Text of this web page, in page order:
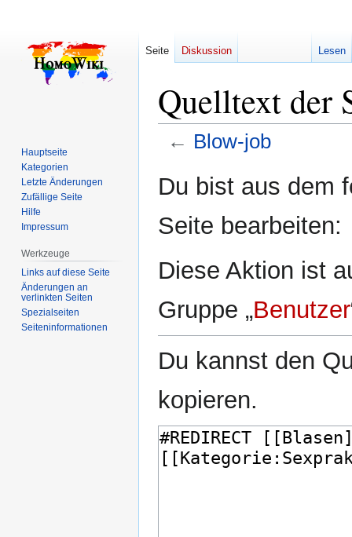
Quelltext der
← Blow-job
Navigation
Suche
Du bist aus dem
Seite bearbeiten:
Diese Aktion ist
Gruppe „Benutzer
Du kannst den
kopieren.
Seite Diskussion Lesen
Hauptseite
Kategorien
Letzte Änderungen
Zufällige Seite
Hilfe
Impressum
Werkzeuge
Links auf diese Seite
Änderungen an
verlinkten Seiten
Spezialseiten
Seiten­­informationen